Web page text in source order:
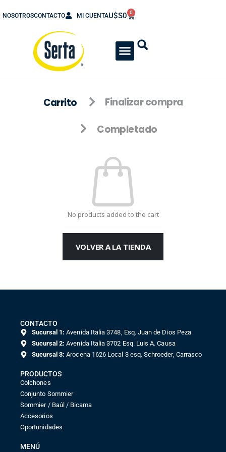
NOSOTROSCONTACTO MI CUENTAU$S0 0
Carrito Finalizar compra
Completado
No products added to the cart
VOLVER A LA TIENDA
CONTACTO
Sucursal 1: Avenida Italia 3748, Esq. Juan de Dios Peza
Sucursal 2: Avenida Italia 3702 Esq. Luis A. Causa
Sucursal 3: Arocena 1626 Local 3 esq. Schroeder, Carrasco
PRODUCTOS
Colchones
Conjunto Sommier
Sommier / Baúl / Bicama
Accesorios
Oportunidades
MENÚ